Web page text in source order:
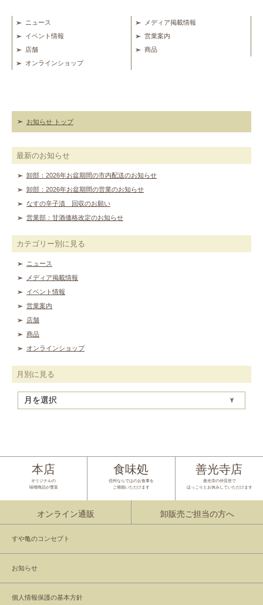
ニュース
メディア掲載情報
イベント情報
営業案内
店舗
商品
オンラインショップ
お知らせ トップ
最新のお知らせ
卸部：2026年お盆期間の市内配送のお知らせ
卸部：2026年お盆期間の営業のお知らせ
なすの辛子漬 回収のお願い
営業部：甘酒価格改定のお知らせ
カテゴリー別に見る
ニュース
メディア掲載情報
イベント情報
営業案内
店舗
商品
オンラインショップ
月別に見る
本店
オリジナルの
味噌商品が豊富
食味処
信州ならではのお食事を
ご堪能いただけます
善光寺店
善光寺の仲見世で
ほっこりとお休みしていただけます
オンライン通販 卸販売ご担当の方へ
すや亀のコンセプト
お知らせ
個人情報保護の基本方針